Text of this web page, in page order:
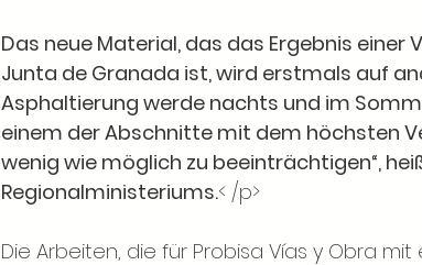
Das neue Material, das das Ergebnis einer
Junta de Granada ist, wird erstmals auf
Asphaltierung werde nachts und im
einem der Abschnitte mit dem höchsten
wenig wie möglich zu beeinträchtigen“,
Regionalministeriums.< /p>
Die Arbeiten, die für Probisa Vías y Obra